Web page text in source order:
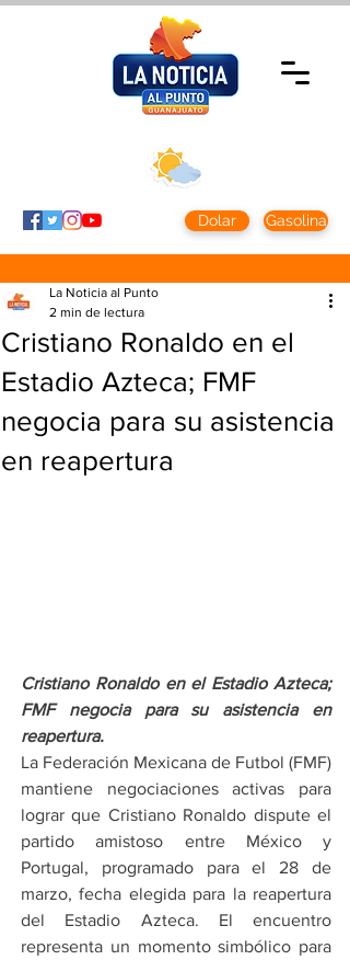
Dolar Gasolina
Cristiano Ronaldo en el
Estadio Azteca; FMF
negocia para su asistencia
en reapertura
La Noticia al Punto
2 min de lectura
Cristiano Ronaldo en el Estadio Azteca;
FMF negocia para su asistencia en
reapertura.
La Federación Mexicana de Futbol (FMF)
mantiene negociaciones activas para
lograr que Cristiano Ronaldo dispute el
partido amistoso entre México y
Portugal, programado para el 28 de
marzo, fecha elegida para la reapertura
del Estadio Azteca. El encuentro
representa un momento simbólico para